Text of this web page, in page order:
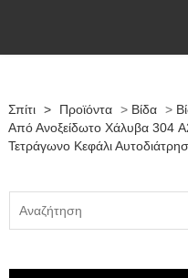
Σπίτι > Προϊόντα > Βίδα >
Από Ανοξείδωτο Χάλυβα 304
Τετράγωνο Κεφάλι